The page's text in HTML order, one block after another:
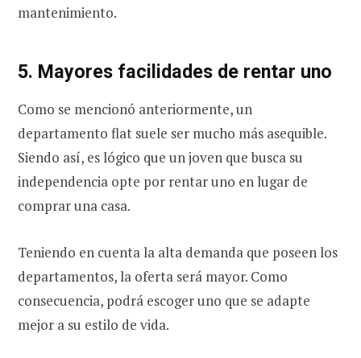
mantenimiento.
5. Mayores facilidades de rentar uno
Como se mencionó anteriormente, un
departamento flat suele ser mucho más asequible.
Siendo así, es lógico que un joven que busca su
independencia opte por rentar uno en lugar de
comprar una casa.
Teniendo en cuenta la alta demanda que poseen los
departamentos, la oferta será mayor. Como
consecuencia, podrá escoger uno que se adapte
mejor a su estilo de vida.